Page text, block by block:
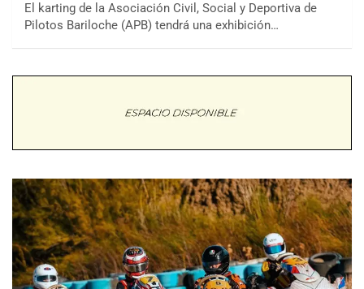
El karting de la Asociación Civil, Social y Deportiva de
Pilotos Bariloche (APB) tendrá una exhibición…